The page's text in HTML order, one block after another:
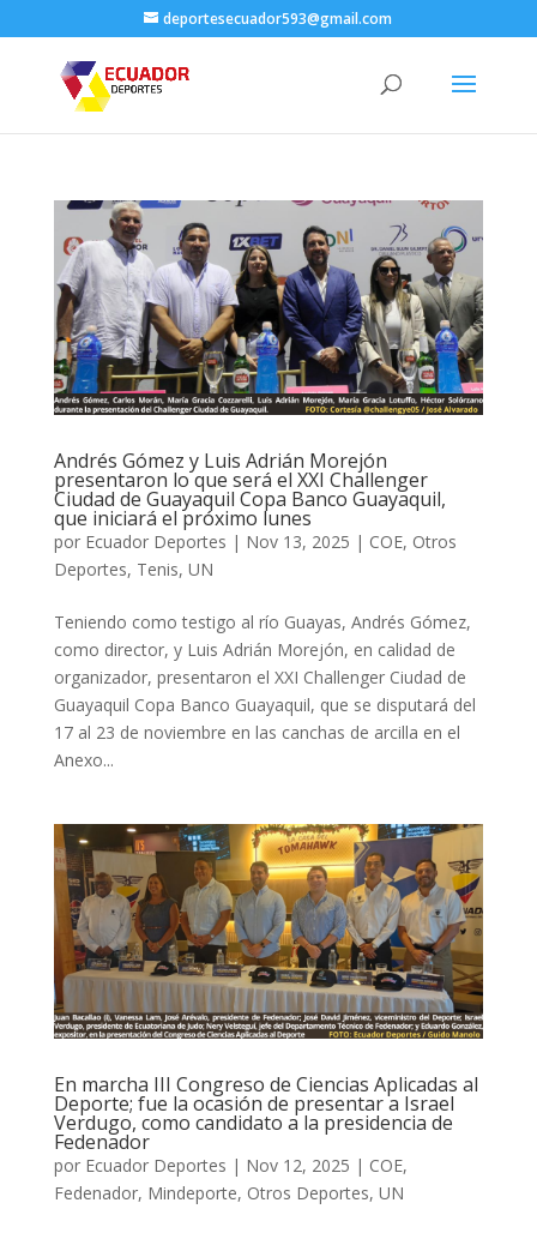
deportesecuador593@gmail.com
Andrés Gómez y Luis Adrián Morejón
presentaron lo que será el XXI Challenger
Ciudad de Guayaquil Copa Banco Guayaquil,
que iniciará el próximo lunes
por Ecuador Deportes | Nov 13, 2025 | COE, Otros
Deportes, Tenis, UN
Teniendo como testigo al río Guayas, Andrés Gómez,
como director, y Luis Adrián Morejón, en calidad de
organizador, presentaron el XXI Challenger Ciudad de
Guayaquil Copa Banco Guayaquil, que se disputará del
17 al 23 de noviembre en las canchas de arcilla en el
Anexo...
En marcha III Congreso de Ciencias Aplicadas al
Deporte; fue la ocasión de presentar a Israel
Verdugo, como candidato a la presidencia de
Fedenador
por Ecuador Deportes | Nov 12, 2025 | COE,
Fedenador, Mindeporte, Otros Deportes, UN